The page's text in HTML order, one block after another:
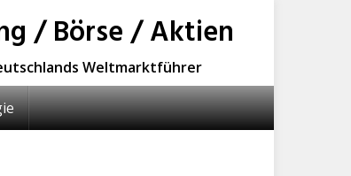
/ Börse / Aktien
Weltmarktführer